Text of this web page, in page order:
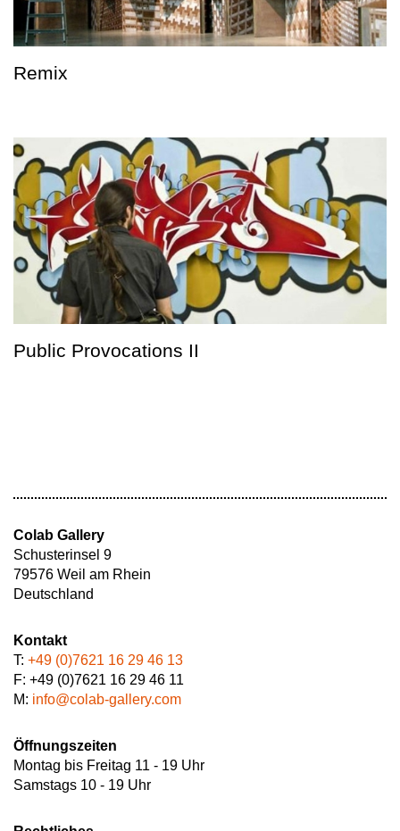
Remix
Public Provocations II
Colab Gallery
Schusterinsel 9
79576 Weil am Rhein
Deutschland
Kontakt
T: +49 (0)7621 16 29 46 13
F: +49 (0)7621 16 29 46 11
M: info@colab-gallery.com
Öffnungszeiten
Montag bis Freitag 11 - 19 Uhr
Samstags 10 - 19 Uhr